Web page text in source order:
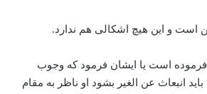
است و این هیچ اشکالی هم ندارد.
فرموده است یا ایشان فرمود که وجوب
انبعاث عن الغیر بشود او ناظر به مقام